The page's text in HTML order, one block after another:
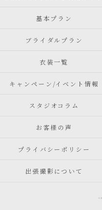
基本プラン
ブライダルプラン
衣装一覧
キャンペーン/イベント情報
スタジオコラム
お客様の声
プライバシーポリシー
出張撮影について